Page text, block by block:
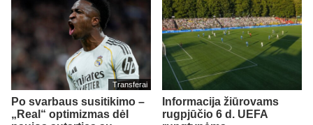
Transferai
Po svarbaus susitikimo –
„Real“ optimizmas dėl
Informacija žiūrovams
rugpjūčio 6 d. UEFA